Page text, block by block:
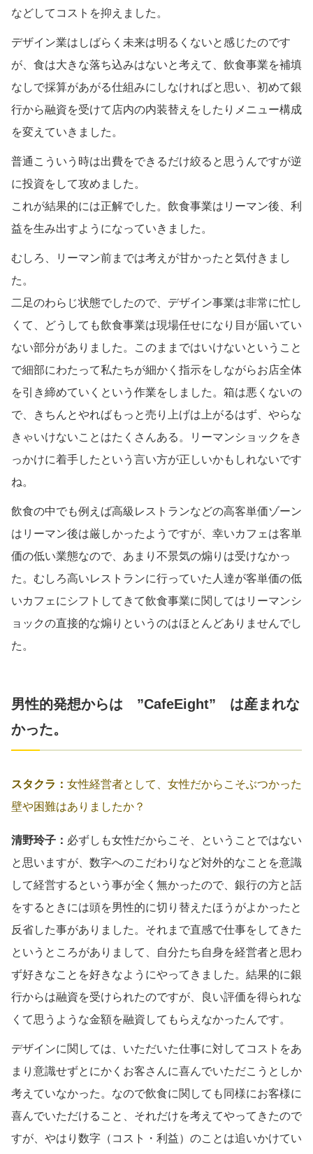
などしてコストを抑えました。
デザイン業はしばらく未来は明るくないと感じたのです
が、食は大きな落ち込みはないと考えて、飲食事業を補填
なしで採算があがる仕組みにしなければと思い、初めて銀
行から融資を受けて店内の内装替えをしたりメニュー構成
を変えていきました。
普通こういう時は出費をできるだけ絞ると思うんですが逆
に投資をして攻めました。
これが結果的には正解でした。飲食事業はリーマン後、利
益を生み出すようになっていきました。
むしろ、リーマン前までは考えが甘かったと気付きまし
た。
二足のわらじ状態でしたので、デザイン事業は非常に忙し
くて、どうしても飲食事業は現場任せになり目が届いてい
ない部分がありました。このままではいけないということ
で細部にわたって私たちが細かく指示をしながらお店全体
を引き締めていくという作業をしました。箱は悪くないの
で、きちんとやればもっと売り上げは上がるはず、やらな
きゃいけないことはたくさんある。リーマンショックをき
っかけに着手したという言い方が正しいかもしれないです
ね。
飲食の中でも例えば高級レストランなどの高客単価ゾーン
はリーマン後は厳しかったようですが、幸いカフェは客単
価の低い業態なので、あまり不景気の煽りは受けなかっ
た。むしろ高いレストランに行っていた人達が客単価の低
いカフェにシフトしてきて飲食事業に関してはリーマンシ
ョックの直接的な煽りというのはほとんどありませんでし
た。
男性的発想からは ”CafeEight” は産まれな
かった。
スタクラ： 女性経営者として、女性だからこそぶつかった
壁や困難はありましたか？
清野玲子： 必ずしも女性だからこそ、ということではない
と思いますが、数字へのこだわりなど対外的なことを意識
して経営するという事が全く無かったので、銀行の方と話
をするときには頭を男性的に切り替えたほうがよかったと
反省した事がありました。それまで直感で仕事をしてきた
というところがありまして、自分たち自身を経営者と思わ
ず好きなことを好きなようにやってきました。結果的に銀
行からは融資を受けられたのですが、良い評価を得られな
くて思うような金額を融資してもらえなかったんです。
デザインに関しては、いただいた仕事に対してコストをあ
まり意識せずとにかくお客さんに喜んでいただこうとしか
考えていなかった。なので飲食に関しても同様にお客様に
喜んでいただけること、それだけを考えてやってきたので
すが、やはり数字（コスト・利益）のことは追いかけてい